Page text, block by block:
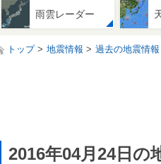
雨雲レーダー
トップ 地震情報 過去の地震情報
2016年04月24日の